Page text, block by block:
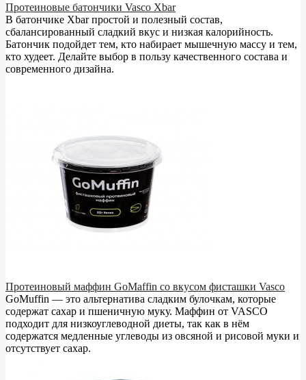
Протеиновые батончики Vasco Xbar
В батончике Xbar простой и полезный состав,
сбалансированный сладкий вкус и низкая калорийность.
Батончик подойдет тем, кто набирает мышечную массу и тем,
кто худеет. Делайте выбор в пользу качественного состава и
современного дизайна.
Протеиновый маффин GoMaffin со вкусом фисташки Vasco
GoMuffin — это альтернатива сладким булочкам, которые
содержат сахар и пшеничную муку. Маффин от VASCO
подходит для низкоуглеводной диеты, так как в нём
содержатся медленные углеводы из овсяной и рисовой муки и
отсутствует сахар.